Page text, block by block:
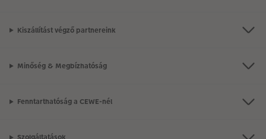
Kiszállítást végző partnereink
Minőség & Megbízhatóság
Fenntarthatóság a CEWE-nél